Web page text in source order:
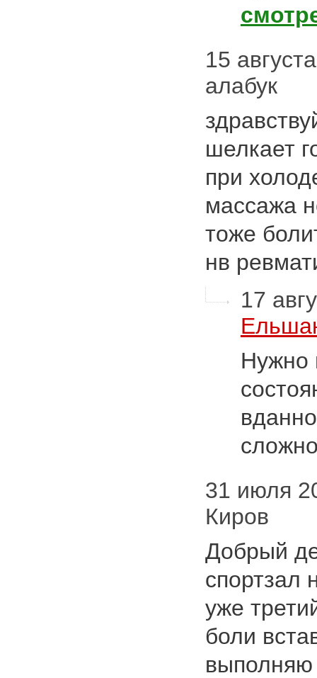
15
алабук
шелкает
при
массажа
тоже
нв
17
Нужно
31 июля
Киров
Добрый
спортзал
уже
боли